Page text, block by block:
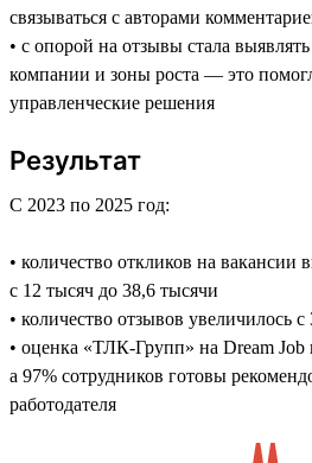
связываться с авторами
• с опорой на отзывы стала
компании и зоны роста — это
управленческие решения
Результат
С 2023 по 2025 год:
• количество откликов на вакансии
с 12 тысяч до 38,6 тысячи
• количество отзывов увеличилось с
• оценка «ТЛК-Групп» на Dream Job
а 97% сотрудников готовы
работодателя